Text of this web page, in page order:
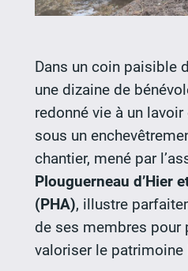
Dans un coin paisible
une dizaine de
redonné vie à un
sous un
chantier, mené par
Plouguerneau d’Hier
(PHA), illustre
de ses membres pour
valoriser le patrimoine